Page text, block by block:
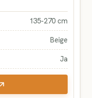
135-270 cm
Beige
Ja